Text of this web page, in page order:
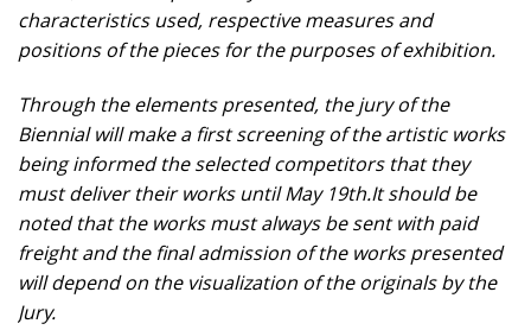
characteristics used, respective measures and
positions of the pieces for the purposes of exhibition.
Through the elements presented, the jury of the
Biennial will make a first screening of the artistic works
being informed the selected competitors that they
must deliver their works until May 19th.It should be
noted that the works must always be sent with paid
freight and the final admission of the works presented
will depend on the visualization of the originals by the
Jury.